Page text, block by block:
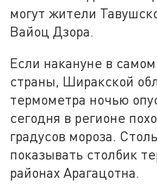
могут жители
Вайоц Дзора.
Если накануне в
страны, Ширакской
термометра ночью
сегодня в регионе
градусов мороза.
показывать столбик
районах Арагацотна.